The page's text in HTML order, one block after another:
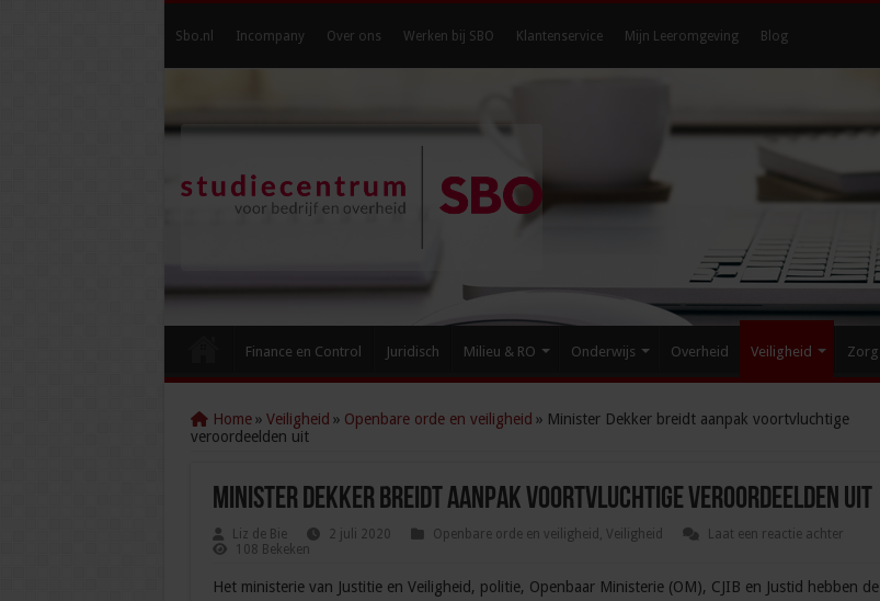
Sbo.nl Incompany Over ons Werken bij SBO Klantenservice Mijn Leeromgeving Blog
Finance en Control Juridisch Milieu & RO Onderwijs Overheid Veiligheid Zorg
Home » Veiligheid » Openbare orde en veiligheid » Minister Dekker breidt aanpak voortvluchtige
veroordeelden uit
Minister Dekker breidt aanpak voortvluchtige veroordeelden uit
Liz de Bie 2 juli 2020 Openbare orde en veiligheid , Veiligheid
Laat een reactie achter
108 Bekeken
Het ministerie van Justitie en Veiligheid, politie, Openbaar Ministerie (OM), CJIB en Justid hebben de